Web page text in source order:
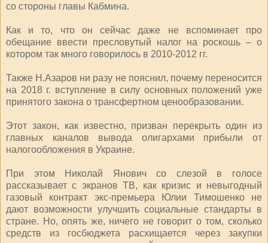
со стороны главы Кабмина.
Как и то, что он сейчас даже не вспоминает про
обещание ввести пресловутый налог на роскошь – о
котором так много говорилось в 2010-2012 гг.
Также Н.Азаров ни разу не пояснил, почему переносится
на 2018 г. вступление в силу основных положений уже
принятого закона о трансфертном ценообразовании.
Этот закон, как известно, призван перекрыть один из
главных каналов вывода олигархами прибыли от
налогообложения в Украине.
При этом Николай Янович со слезой в голосе
рассказывает с экранов ТВ, как кризис и невыгодный
газовый контракт экс-премьера Юлии Тимошенко не
дают возможности улучшить социальные стандарты в
стране. Но, опять же, ничего не говорит о том, сколько
средств из госбюджета расхищается через закупки